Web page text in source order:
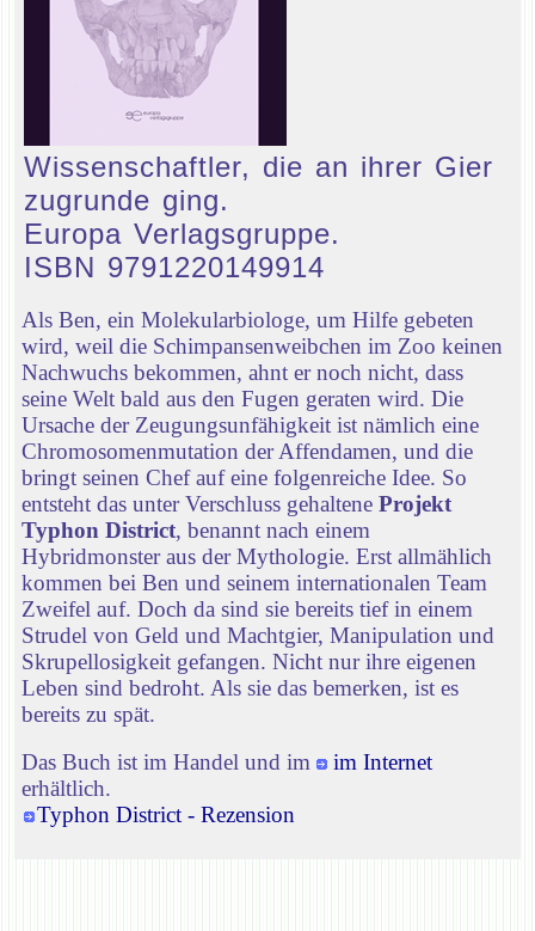
Wissenschaftler, die an ihrer Gier
zugrunde ging.
Europa Verlagsgruppe.
ISBN 9791220149914
Als Ben, ein Molekularbiologe, um Hilfe gebeten
wird, weil die Schimpansenweibchen im Zoo keinen
Nachwuchs bekommen, ahnt er noch nicht, dass
seine Welt bald aus den Fugen geraten wird. Die
Ursache der Zeugungsunfähigkeit ist nämlich eine
Chromosomenmutation der Affendamen, und die
bringt seinen Chef auf eine folgenreiche Idee. So
entsteht das unter Verschluss gehaltene Projekt
Typhon District, benannt nach einem
Hybridmonster aus der Mythologie. Erst allmählich
kommen bei Ben und seinem internationalen Team
Zweifel auf. Doch da sind sie bereits tief in einem
Strudel von Geld und Machtgier, Manipulation und
Skrupellosigkeit gefangen. Nicht nur ihre eigenen
Leben sind bedroht. Als sie das bemerken, ist es
bereits zu spät.
Das Buch ist im Handel und im
im Internet
erhältlich.
Typhon District - Rezension